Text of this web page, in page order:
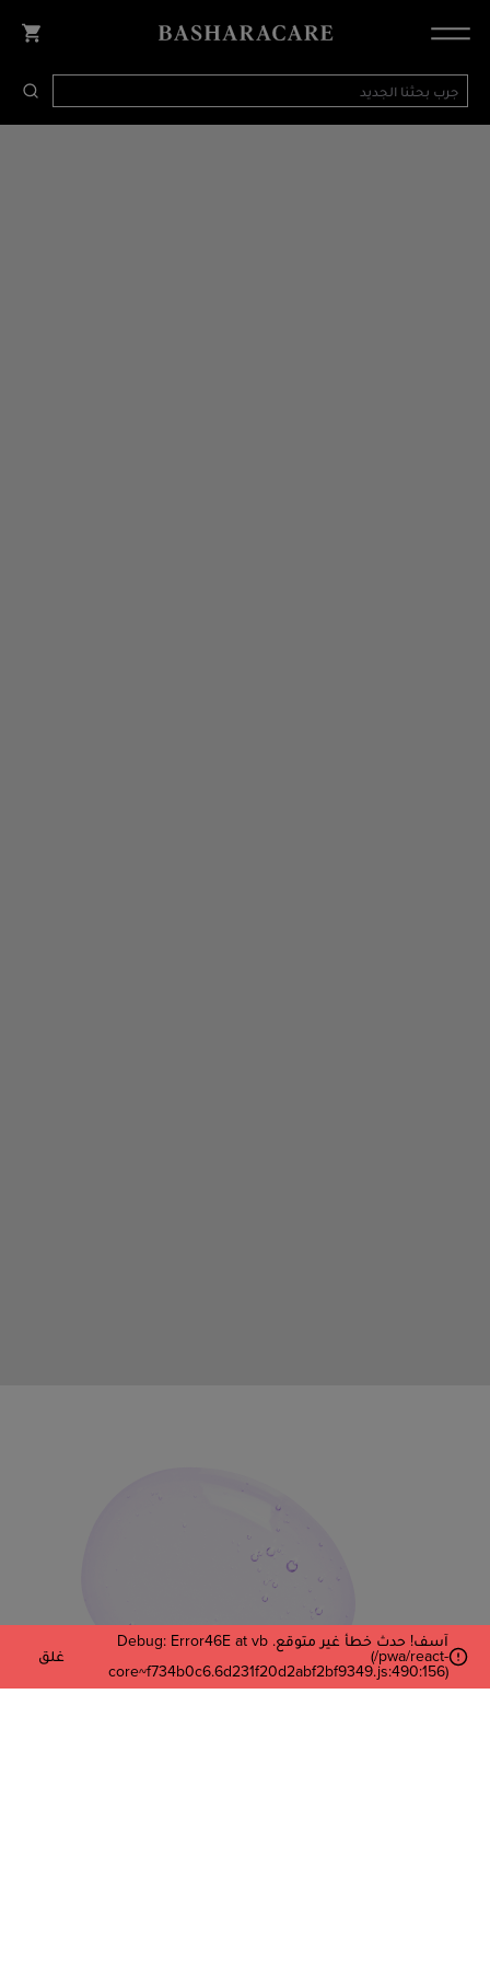
آسف! حدث خطأ غير متوقع. Debug: Error46E at vb
(/pwa/react-
core~f734b0c6.6d231f20d2abf2bf9349.js:490:156)
غلق